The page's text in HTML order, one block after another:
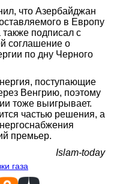
что Азербайджан
в Европу
также подписал с
соглашение о
по дну Черного
поступающие
Венгрию, поэтому
тоже выигрывает.
частью решения, а
премьер.
Islam-today
газа